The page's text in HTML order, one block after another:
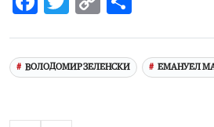
ВОЛОДОМИР ЗЕЛЕНСКИ ЕМАНУЕЛ